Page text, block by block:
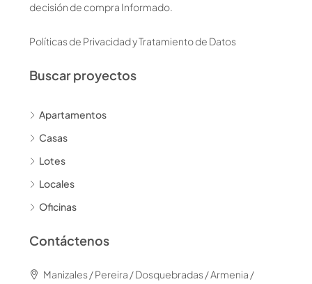
decisión de compra Informado.
Políticas de Privacidad y Tratamiento de Datos
Buscar proyectos
Apartamentos
Casas
Lotes
Locales
Oficinas
Contáctenos
Manizales / Pereira / Dosquebradas / Armenia /